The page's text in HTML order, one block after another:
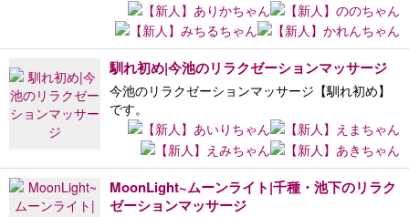
馴れ初め|今池のリラクゼーションマッサージ
今池のリラクゼーションマッサージ【馴れ初め】
です。
MoonLight~ムーンライト|千種・池下のリラク
ゼーションマッサージ